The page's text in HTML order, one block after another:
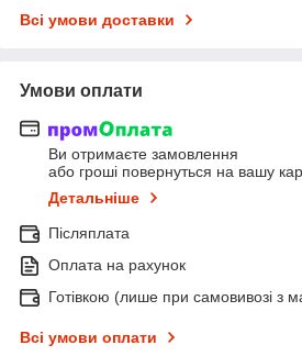
Всі умови доставки
Умови оплати
Ви отримаєте замовлення
або гроші повернуться на вашу
Детальніше
Післяплата
Оплата на рахунок
Готівкою (лише при самовивозі з
Всі умови оплати